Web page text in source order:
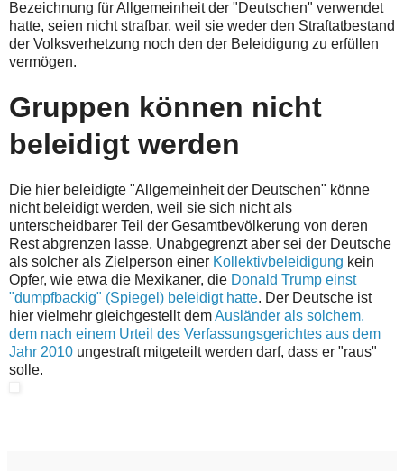
Bezeichnung für Allgemeinheit der "Deutschen" verwendet
hatte, seien nicht strafbar, weil sie weder den Straftatbestand
der Volksverhetzung noch den der Beleidigung zu erfüllen
vermögen.
Gruppen können nicht
beleidigt werden
Die hier beleidigte "Allgemeinheit der Deutschen" könne
nicht beleidigt werden, weil sie sich nicht als
unterscheidbarer Teil der Gesamtbevölkerung von deren
Rest abgrenzen lasse. Unabgegrenzt aber sei der Deutsche
als solcher als Zielperson einer Kollektivbeleidigung kein
Opfer, wie etwa die Mexikaner, die Donald Trump einst
"dumpfbackig" (Spiegel) beleidigt hatte. Der Deutsche ist
hier vielmehr gleichgestellt demAusländer als solchem,
dem nach einem Urteil des Verfassungsgerichtes aus dem
Jahr 2010 ungestraft mitgeteilt werden darf, dass er "raus"
solle.